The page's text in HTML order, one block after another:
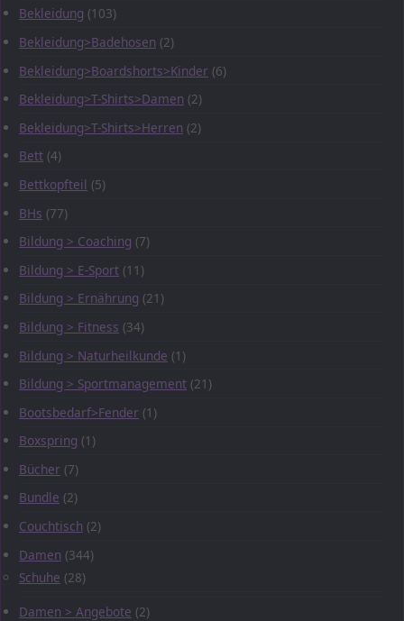
Bekleidung (103)
Bekleidung>Badehosen (2)
Bekleidung>Boardshorts>Kinder (6)
Bekleidung>T-Shirts>Damen (2)
Bekleidung>T-Shirts>Herren (2)
Bett (4)
Bettkopfteil (5)
BHs (77)
Bildung > Coaching (7)
Bildung > E-Sport (11)
Bildung > Ernährung (21)
Bildung > Fitness (34)
Bildung > Naturheilkunde (1)
Bildung > Sportmanagement (21)
Bootsbedarf>Fender (1)
Boxspring (1)
Bücher (7)
Bundle (2)
Couchtisch (2)
Damen (344)
Schuhe (28)
Damen > Angebote (2)